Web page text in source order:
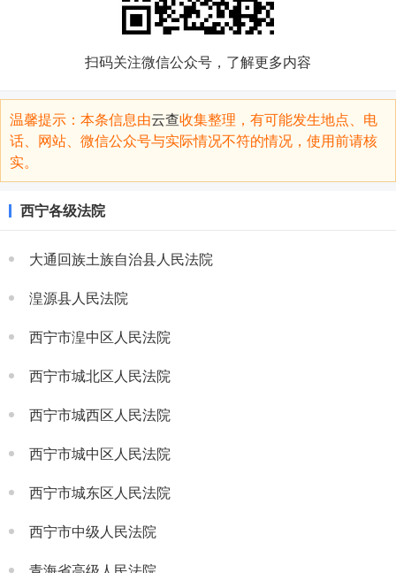
扫码关注微信公众号，了解更多内容
温馨提示：本条信息由云查收集整理，有可能发生地点、电
话、网站、微信公众号与实际情况不符的情况，使用前请核
实。
西宁各级法院
大通回族土族自治县人民法院
湟源县人民法院
西宁市湟中区人民法院
西宁市城北区人民法院
西宁市城西区人民法院
西宁市城中区人民法院
西宁市城东区人民法院
西宁市中级人民法院